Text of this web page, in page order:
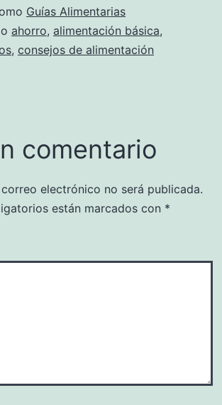
Guías Alimentarias
ahorro, alimentación básica,
, consejos de alimentación
comentario
electrónico no será publicada.
están marcados con *